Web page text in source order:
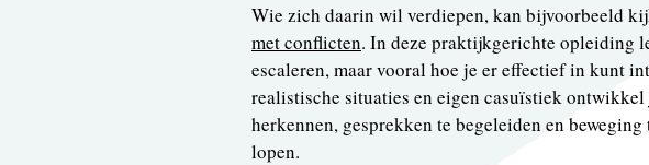
Wie zich daarin wil verdiepen, kan bijvoorbeeld
met conflicten. In deze praktijkgerichte opleiding
escaleren, maar vooral hoe je er effectief in kunt
realistische situaties en eigen casuïstiek
herkennen, gesprekken te begeleiden en
lopen.